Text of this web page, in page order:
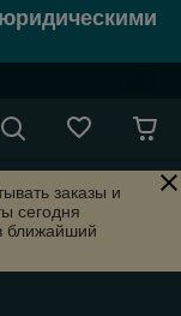
заказы и
сегодня
ближайший